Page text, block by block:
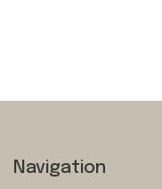
Navigation